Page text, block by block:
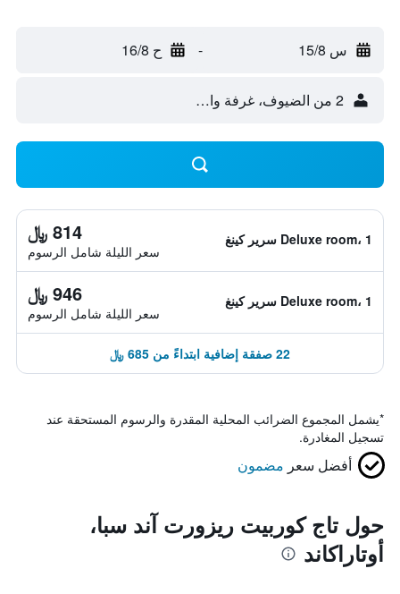
س 15/8 - ح 16/8
2 من الضيوف، غرفة واحدة
Deluxe room، 1 سرير كينغ 814 ﷼
سعر الليلة شامل الرسوم
Deluxe room، 1 سرير كينغ 946 ﷼
سعر الليلة شامل الرسوم
22 صفقة إضافية ابتداءً من 685 ﷼
*يشمل المجموع الضرائب المحلية المقدرة والرسوم المستحقة عند
تسجيل المغادرة.
أفضل سعر مضمون
حول تاج كوربيت ريزورت آند سبا،
أوتاراكاند